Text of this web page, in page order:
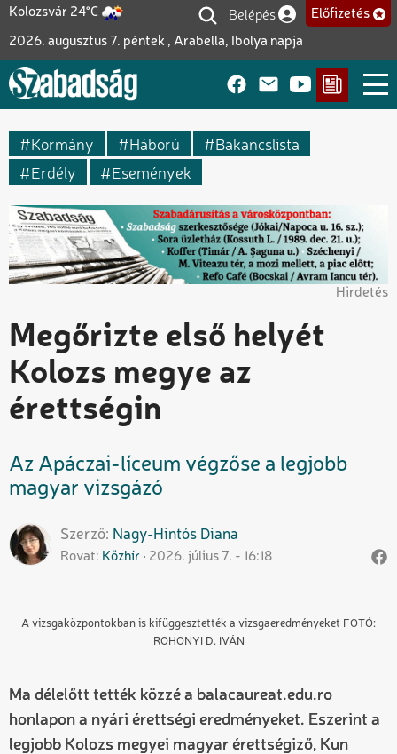
Ugrás
tartalomra
Kolozsvár 24°C
2026. augusztus 7. péntek , Arabella, Ibolya napja
Felhasználói fiók
Belépés Előfizetés
Kormány Háború
Bakancslista
Erdély
Események
Hirdetés
Megőrizte első helyét
Kolozs megye az
érettségin
Az Apáczai-líceum végzőse a legjobb
magyar vizsgázó
Szerző Nagy-Hintós Diana
Rovat Közhír 2026. július 7. - 16:18
A vizsgaközpontokban is kifüggesztették a vizsgaeredményeket FOTÓ:
ROHONYI D. IVÁN
Ma délelőtt tették közzé a balacaureat.edu.ro
honlapon a nyári érettségi eredményeket. Eszerint a
legjobb Kolozs megyei magyar érettségiző, Kun